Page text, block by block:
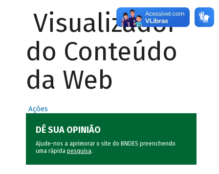
Visualizador
do Conteúdo
da Web
Ações
DÊ SUA OPINIÃO
Ajude-nos a aprimorar o site do BNDES preenchendo
uma rápida pesquisa.